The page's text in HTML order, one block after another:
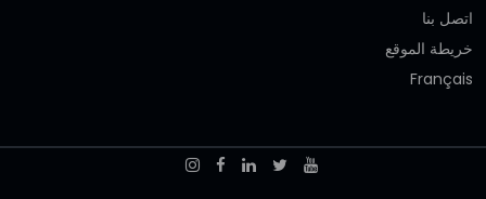
اتصل بنا
خريطة الموقع
Français